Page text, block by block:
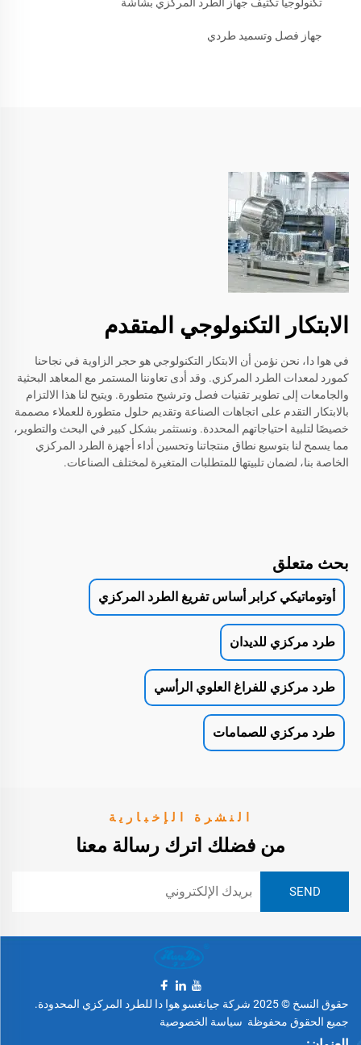
جهاز فصل وتسميد طردي
الابتكار التكنولوجي المتقدم
في هوا دا، نحن نؤمن أن الابتكار التكنولوجي هو حجر الزاوية في نجاحنا
كمورد لمعدات الطرد المركزي. وقد أدى تعاوننا المستمر مع المعاهد البحثية
والجامعات إلى تطوير تقنيات فصل وترشيح متطورة. ويتيح لنا هذا الالتزام
بالابتكار التقدم على اتجاهات الصناعة وتقديم حلول متطورة للعملاء مصممة
خصيصًا لتلبية احتياجاتهم المحددة. ونستثمر بشكل كبير في البحث والتطوير،
مما يسمح لنا بتوسيع نطاق منتجاتنا وتحسين أداء أجهزة الطرد المركزي
الخاصة بنا، لضمان تلبيتها للمتطلبات المتغيرة لمختلف الصناعات.
بحث متعلق
أوتوماتيكي كرابر أساس تفريغ الطرد المركزي
طرد مركزي للديدان
طرد مركزي للفراغ العلوي الرأسي
طرد مركزي للصمامات
النشرة الإخبارية
من فضلك اترك رسالة معنا
حقوق النسخ © 2025 شركة جيانغسو هوا دا للطرد المركزي المحدودة.
جميع الحقوق محفوظة سياسة الخصوصية